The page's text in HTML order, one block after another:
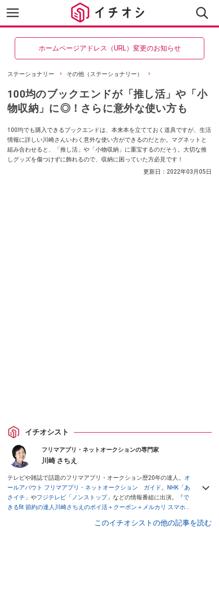
ホームページアドレス（URL）変更のお知らせ
ステーショナリー その他（ステーショナリー）
100均のブックエンドが「推し活」や「小
物収納」に◎！さらに意外な使い方も
100均でも購入できるブックエンドは、本来本を立てておく道具ですが、生活
情報に詳しい川崎さんいわく意外な使い方ができるのだとか。マグネットと
組み合わせると、「推し活」や「小物収納」に重宝するのだそう。大切な推
しグッズを傷つけずに飾れるので、収納に困っていた方必見です！
更新日： 2022年03月05日
イチオシスト
フリマアプリ・ネットオークションの専門家
川崎 さちえ
テレビや雑誌で話題のフリマアプリ・オークション歴20年の達人。 オ
ールアバウト フリマアプリ・ネットオークション ガイド。
NHK「あ
さイチ」 やフジテレビ「ノンストップ」 などの情報番組に出演。
『で
きるfit 節約の達人川崎さちえのポイ活＋クーポン＋メルカリ スマホで
スマホ1つでスキマ時間に効率的に稼ぐ！』（翔泳社刊） ほか著書多
このイチオシストの他の記事を読む